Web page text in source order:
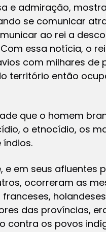
e admiração,
se comunicar
ao rei a
essa notícia, o
com milhares de
território então
que o homem
o etnocídio, os
e em seus afluentes
ocorreram as
das províncias,
contra os povos